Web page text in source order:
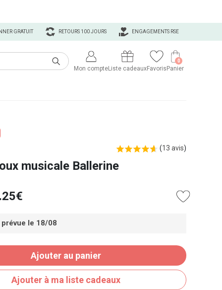
ENGAGEMENTS RSE
RETOURS 100 JOURS
GRATUIT
Mon compteListe cadeauxFavoris Panier
0
(13 avis)
musicale Ballerine
le 18/08
Ajouter au panier
Ajouter à ma liste cadeaux